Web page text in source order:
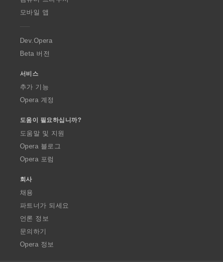
p
a
모바일 앱
Dev.Opera
Beta 버전
서비스
추가 기능
Opera 계정
도움이 필요하십니까?
도움말 및 지원
Opera 블로그
Opera 포럼
회사
채용
파트너가 되세요
언론 정보
문의하기
Opera 정보